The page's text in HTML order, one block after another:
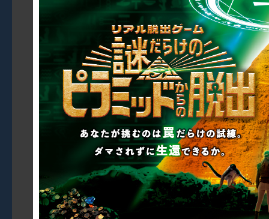
Buy Tickets Here
★Special event site:
https://
cretagent/